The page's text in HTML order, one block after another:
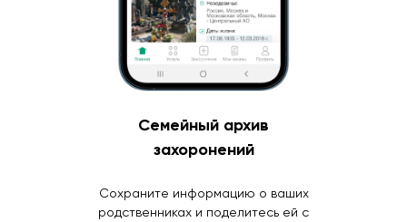
Семейный архив
захоронений
Сохраните информацию о ваших
родственниках и поделитесь ей с